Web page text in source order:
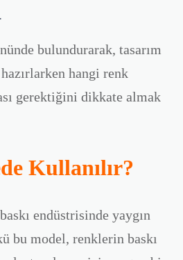
bulundurarak, tasarım
hangi renk
gerektiğini dikkate almak
Kullanılır?
endüstrisinde yaygın
bu model, renklerin baskı